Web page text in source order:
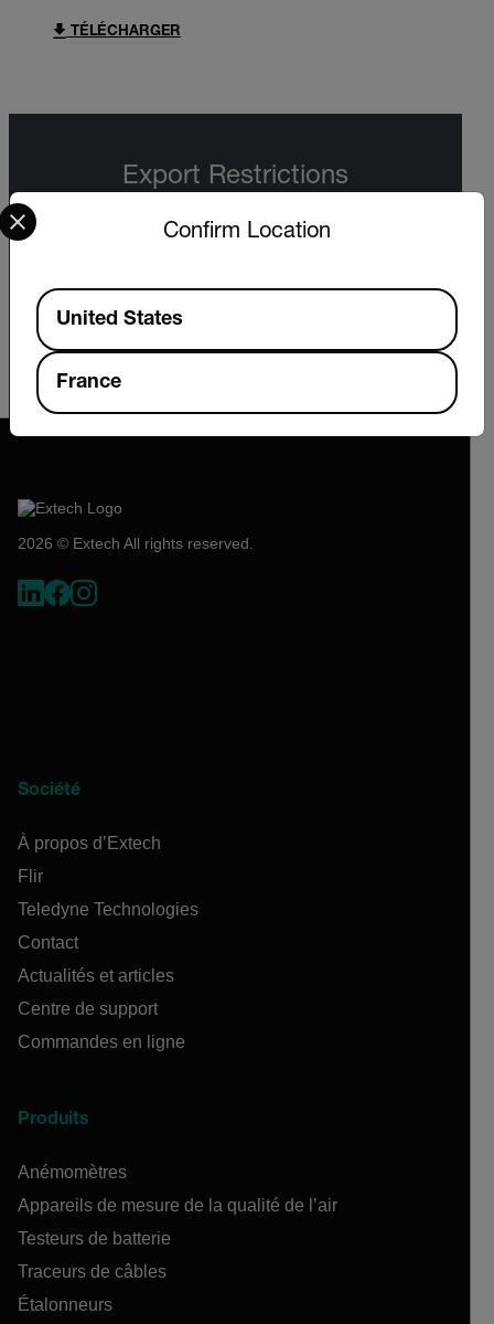
TÉLÉCHARGER
Export Restrictions
to products that may be subject to the
Sections 730-774) depending upon
and classification will be provided upon request.
2026 © Extech All rights reserved.
Société
À propos d’Extech
Flir
Teledyne Technologies
Contact
Actualités et articles
Centre de support
Commandes en ligne
Produits
Anémomètres
Appareils de mesure de la qualité de l’air
Testeurs de batterie
Traceurs de câbles
Étalonneurs
Confirm Location
Select your preferred country and language from the
Available Locations
United States
France